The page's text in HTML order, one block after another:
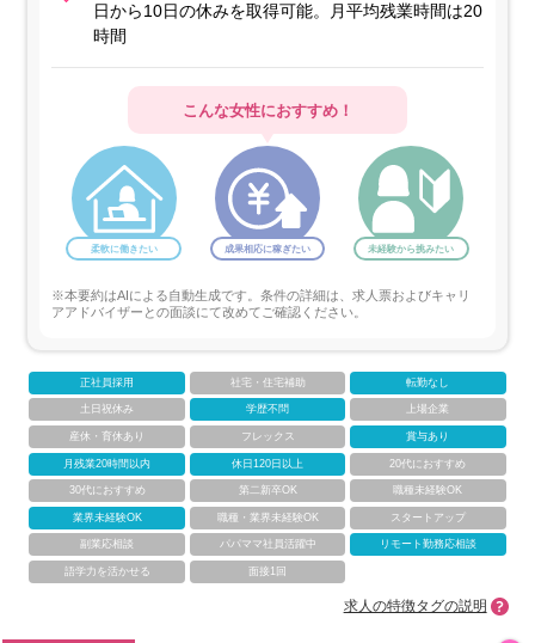
日から10日の休みを取得可能。月平均残業時間は20
時間
こんな女性におすすめ！
柔軟に働きたい 成果相応に稼ぎたい 未経験から挑みたい
※本要約はAIによる自動生成です。条件の詳細は、求人票およびキャリ
アアドバイザーとの面談にて改めてご確認ください。
正社員採用 社宅・住宅補助 転勤なし
土日祝休み 学歴不問 上場企業
産休・育休あり フレックス 賞与あり
月残業20時間以内 休日120日以上 20代におすすめ
30代におすすめ 第二新卒OK 職種未経験OK
業界未経験OK 職種・業界未経験OK スタートアップ
副業応相談 パパママ社員活躍中 リモート勤務応相談
語学力を活かせる 面接1回
求人の特徴タグの説明